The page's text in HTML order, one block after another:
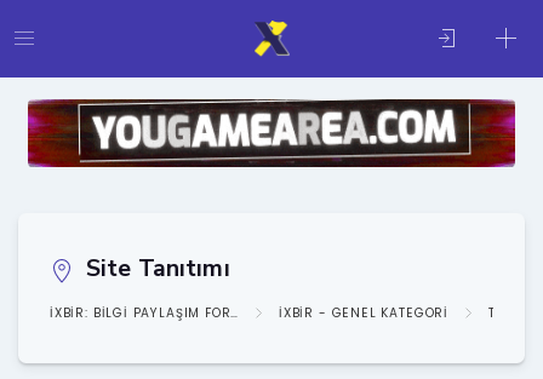
Site Tanıtımı
IXBIR: BILGI PAYLAŞIM FORUMU IXBIR - GENEL KATEGORI